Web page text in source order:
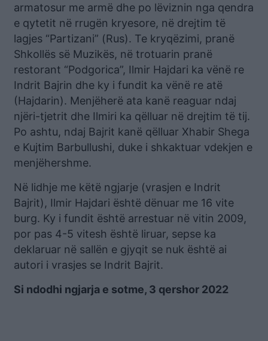
armatosur me armë dhe po lëviznin nga qendra
e qytetit në rrugën kryesore, në drejtim të
lagjes “Partizani” (Rus). Te kryqëzimi, pranë
Shkollës së Muzikës, në trotuarin pranë
restorant “Podgorica”, Ilmir Hajdari ka vënë re
Indrit Bajrin dhe ky i fundit ka vënë re atë
(Hajdarin). Menjëherë ata kanë reaguar ndaj
njëri-tjetrit dhe Ilmiri ka qëlluar në drejtim të tij.
Po ashtu, ndaj Bajrit kanë qëlluar Xhabir Shega
e Kujtim Barbullushi, duke i shkaktuar vdekjen e
menjëhershme.
Në lidhje me këtë ngjarje (vrasjen e Indrit
Bajrit), Ilmir Hajdari është dënuar me 16 vite
burg. Ky i fundit është arrestuar në vitin 2009,
por pas 4-5 vitesh është liruar, sepse ka
deklaruar në sallën e gjyqit se nuk është ai
autori i vrasjes se Indrit Bajrit.
Si ndodhi ngjarja e sotme, 3 qershor 2022